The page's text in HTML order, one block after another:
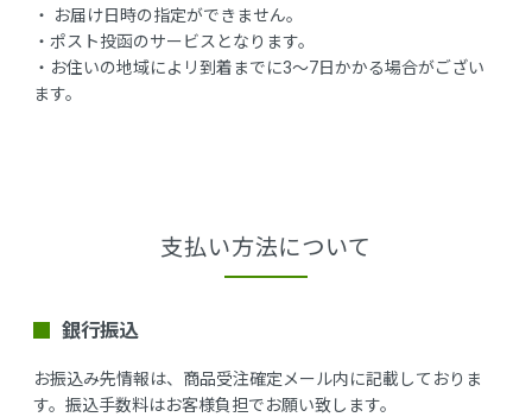
・ お届け日時の指定ができません。
・ポスト投函のサービスとなります。
・お住いの地域によリ到着までに3～7日かかる場合がござい
ます。
支払い方法について
銀行振込
お振込み先情報は、商品受注確定メール内に記載しておりま
す。振込手数料はお客様負担でお願い致します。